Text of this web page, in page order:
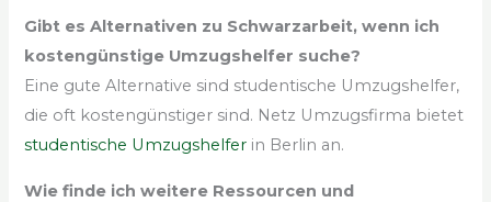
Gibt es Alternativen zu Schwarzarbeit, wenn ich
kostengünstige Umzugshelfer suche?
Eine gute Alternative sind studentische Umzugshelfer,
die oft kostengünstiger sind. Netz Umzugsfirma bietet
studentische Umzugshelfer in Berlin an.
Wie finde ich weitere Ressourcen und